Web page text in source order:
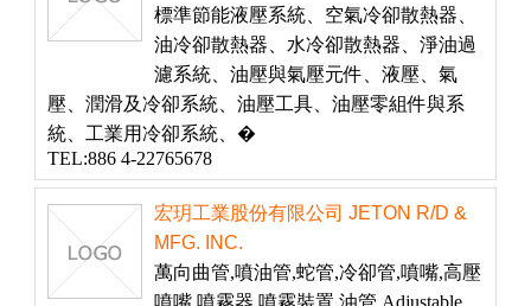
標準節能液壓系統、空氣冷卻散熱器、
油冷卻散熱器、水冷卻散熱器、淨油過
濾系統、油壓與氣壓元件、液壓、氣
壓、潤滑及冷卻系統、油壓工具、油壓零組件與系
統、工業用冷卻系統、�
TEL:886 4-22765678
宏玥工業股份有限公司 JETON R/D &
MFG. INC.
萬向曲管,噴油管,蛇管,冷卻管,噴嘴,高壓
噴嘴,噴霧器,噴霧裝置,油管 Adjustable